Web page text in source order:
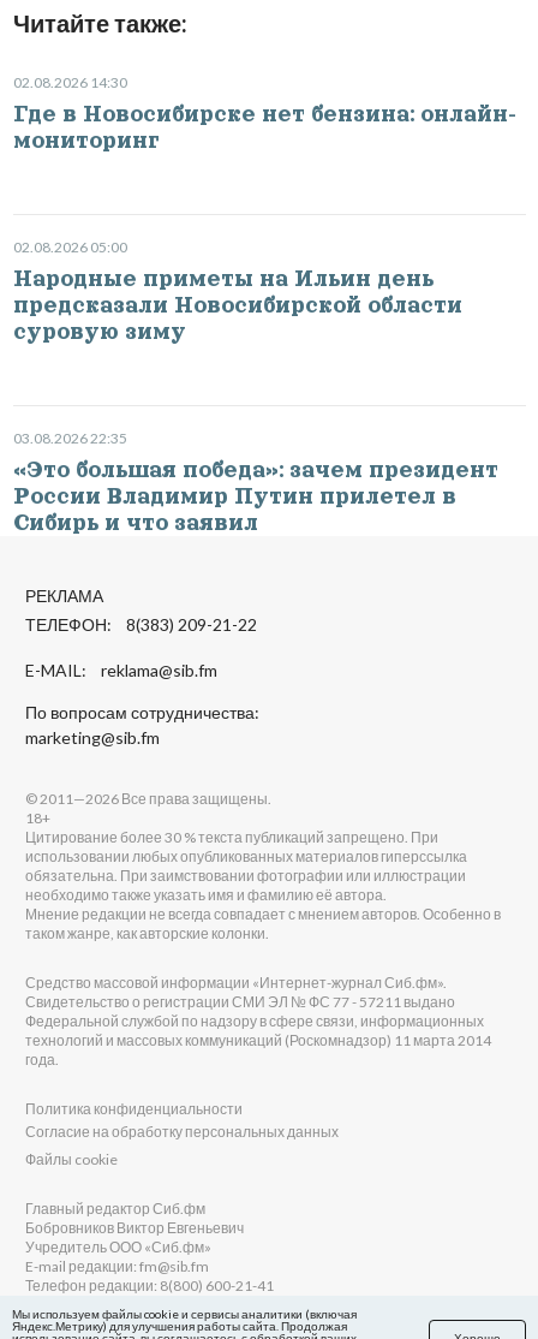
Читайте также:
02.08.2026 14:30
Где в Новосибирске нет бензина: онлайн-
мониторинг
02.08.2026 05:00
Народные приметы на Ильин день
предсказали Новосибирской области
суровую зиму
03.08.2026 22:35
«Это большая победа»: зачем президент
России Владимир Путин прилетел в
Сибирь и что заявил
РЕКЛАМА
ТЕЛЕФОН: 8(383) 209-21-22
E-MAIL: reklama@sib.fm
По вопросам сотрудничества:
marketing@sib.fm
© 2011—2026 Все права защищены.
18+
Цитирование более 30 % текста публикаций запрещено. При
использовании любых опубликованных материалов гиперссылка
обязательна. При заимствовании фотографии или иллюстрации
необходимо также указать имя и фамилию её автора.
Мнение редакции не всегда совпадает с мнением авторов. Особенно в
таком жанре, как авторские колонки.
Средство массовой информации «Интернет-журнал Сиб.фм».
Свидетельство о регистрации СМИ ЭЛ № ФС 77 - 57211 выдано
Федеральной службой по надзору в сфере связи, информационных
технологий и массовых коммуникаций (Роскомнадзор) 11 марта 2014
года.
Политика конфиденциальности
Согласие на обработку персональных данных
Файлы cookie
Главный редактор Сиб.фм
Бобровников Виктор Евгеньевич
Учредитель ООО «Сиб.фм»
E-mail редакции: fm@sib.fm
Телефон редакции: 8(800) 600-21-41
Мы используем файлы cookie и сервисы аналитики (включая
Яндекс.Метрику) для улучшения работы сайта. Продолжая